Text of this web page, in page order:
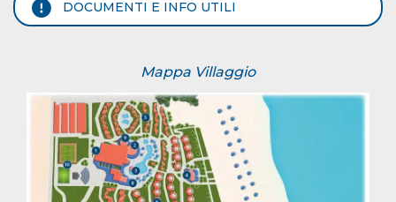
DOCUMENTI E INFO UTILI
Mappa Villaggio